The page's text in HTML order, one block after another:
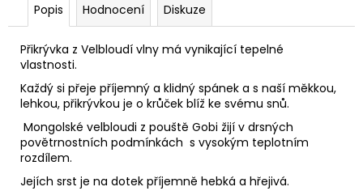
Popis Hodnocení Diskuze
Přikrývka z Velbloudí vlny má vynikající tepelné
vlastnosti.
Každý si přeje příjemný a klidný spánek a s naší měkkou,
lehkou, přikrývkou je o krůček blíž ke svému snů.
Mongolské velbloudi z pouště Gobi žijí v drsných
povětrnostních podmínkách s vysokým teplotním
rozdílem.
Jejích srst je na dotek příjemně hebká a hřejivá.
m
e